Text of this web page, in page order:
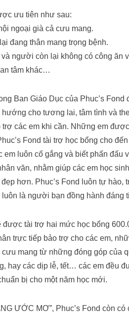
ưu tiên như sau:
ngoại già cả cưu mang.
đang thân mang trọng bệnh.
người còn lại không có công ăn
tâm khác…
Ban Giáo Dục của Phuc’s Fond
cho tương lai, tâm tình và
các em khi cần. Những em
Fond tài trợ học bổng cho
luôn cố gắng và biết phấn đấu
văn, nhằm giúp các em học
hơn. Phuc’s Fond luôn tự hào,
là người bạn đồng hành đáng
được tài trợ hai mức học bổng
trực tiếp bảo trợ cho các em,
mang từ những đóng góp của
hay các dịp lễ, tết… các em đều
bị cho một năm học mới.
ƯỚC MƠ”, Phuc’s Fond còn